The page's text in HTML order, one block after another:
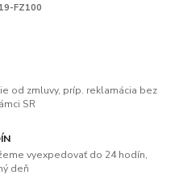
FZ100
od zmluvy, príp. reklamácia bez
SR
vyexpedovať do 24 hodín,
deň